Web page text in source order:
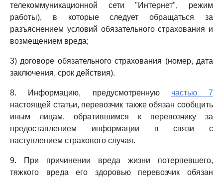
телекоммуникационной сети "Интернет", режим
работы), в которые следует обращаться за
разъяснением условий обязательного страхования и
возмещением вреда;
3) договоре обязательного страхования (номер, дата
заключения, срок действия).
8. Информацию, предусмотренную частью 7
настоящей статьи, перевозчик также обязан сообщить
иным лицам, обратившимся к перевозчику за
предоставлением информации в связи с
наступлением страхового случая.
9. При причинении вреда жизни потерпевшего,
тяжкого вреда его здоровью перевозчик обязан